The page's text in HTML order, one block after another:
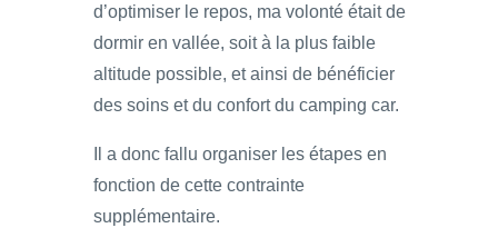
d’optimiser le repos, ma volonté était de
dormir en vallée, soit à la plus faible
altitude possible, et ainsi de bénéficier
des soins et du confort du camping car.
Il a donc fallu organiser les étapes en
fonction de cette contrainte
supplémentaire.